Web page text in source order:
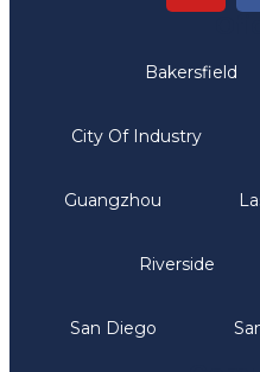
Bakersfield
City Of Industry
Guangzhou
Riverside
San Diego